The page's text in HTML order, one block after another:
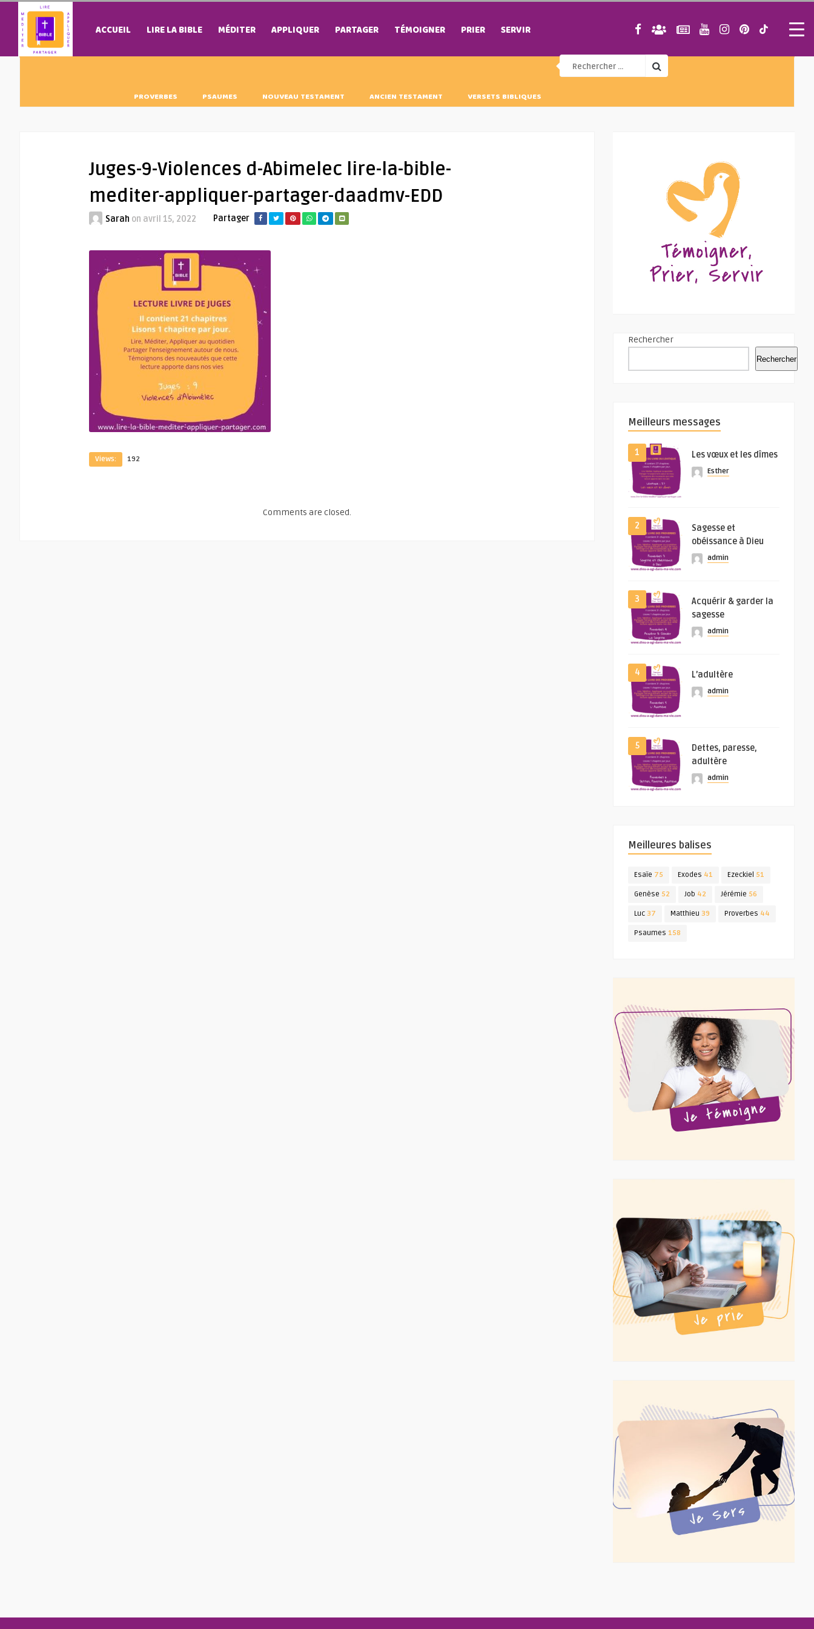
ACCUEIL LIRE LA BIBLE MÉDITER APPLIQUER PARTAGER TÉMOIGNER PRIER SERVIR
PROVERBES PSAUMES NOUVEAU TESTAMENT ANCIEN TESTAMENT VERSETS BIBLIQUES
Juges-9-Violences d-Abimelec lire-la-bible-
mediter-appliquer-partager-daadmv-EDD
Sarah on avril 15, 2022 Partager
Views: 192
Comments are closed.
Rechercher
Rechercher
Meilleurs messages
1 Les vœux et les dîmes
Esther
2
Sagesse et
obéissance à Dieu
admin
3
Acquérir & garder la
sagesse
admin
4 L’adultère
admin
5
Dettes, paresse,
adultère
admin
Meilleures balises
Esaïe 75 Exodes 41 Ezeckiel 51
Genèse 52 Job 42 Jérémie 56
Luc 37 Matthieu 39 Proverbes 44
Psaumes 158